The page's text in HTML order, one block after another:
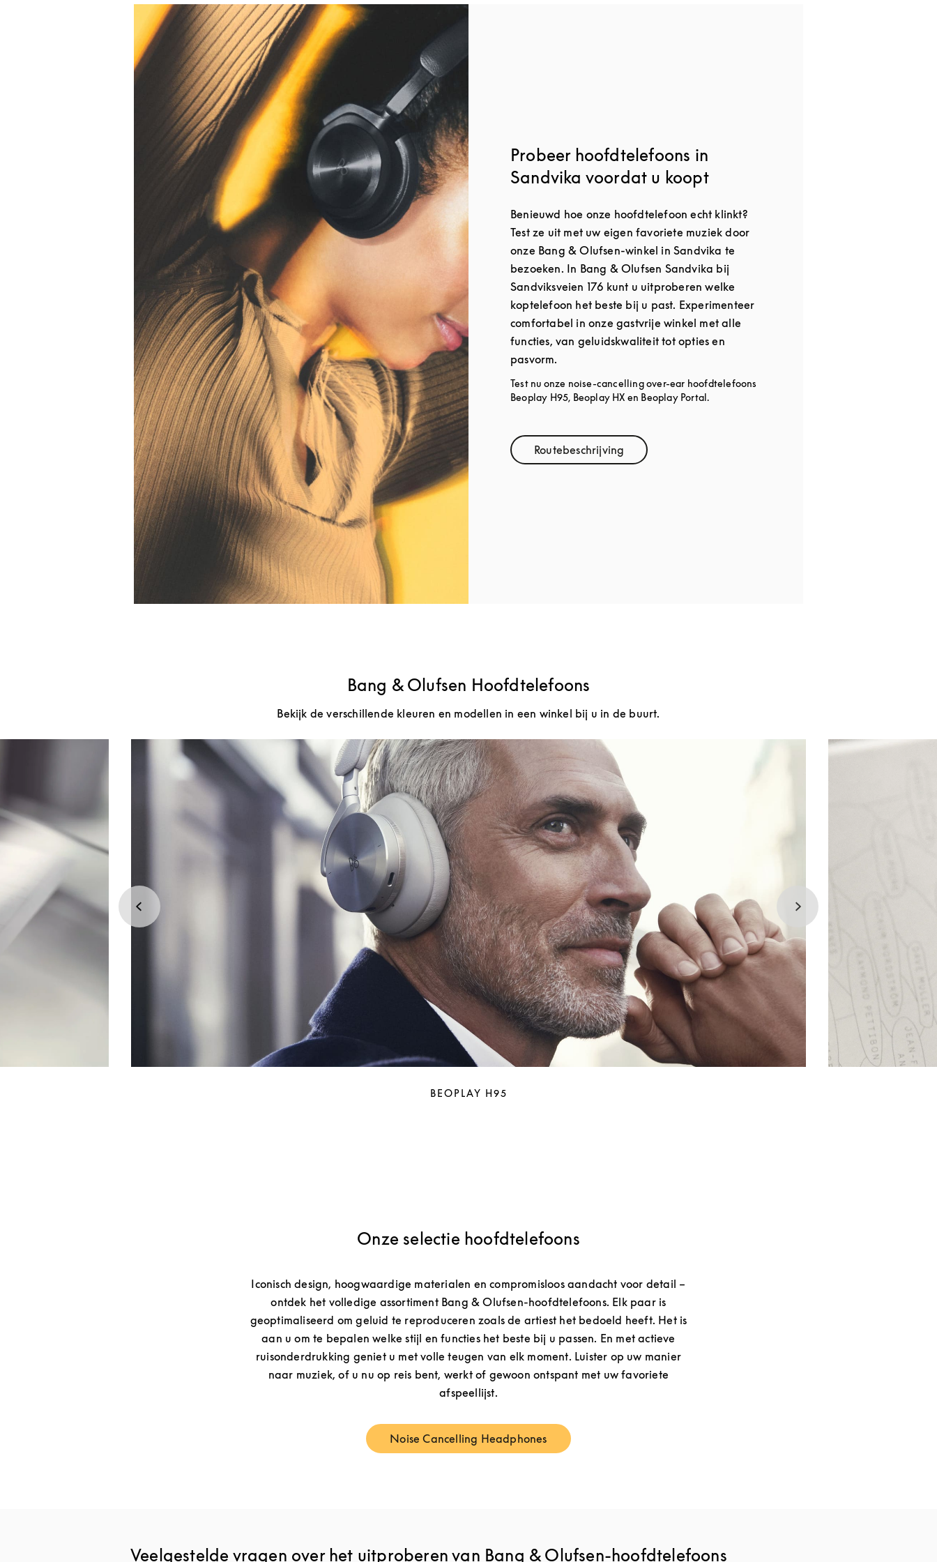
Afbeelding van evenement
Probeer hoofdtelefoons in
Sandvika voordat u koopt
Benieuwd hoe onze hoofdtelefoon echt klinkt?
Test ze uit met uw eigen favoriete muziek door
onze Bang & Olufsen-winkel in Sandvika te
bezoeken. In Bang & Olufsen Sandvika bij
Sandviksveien 176 kunt u uitproberen welke
koptelefoon het beste bij u past. Experimenteer
comfortabel in onze gastvrije winkel met alle
functies, van geluidskwaliteit tot opties en
pasvorm.
Test nu onze noise-cancelling over-ear hoofdtelefoons
Beoplay H95, Beoplay HX en Beoplay Portal.
RoutebeschrijvingLink Opens in New Tab
Bang & Olufsen Hoofdtelefoons
Bekijk de verschillende kleuren en modellen in een winkel bij u in de buurt.
BEOPLAY H95
Onze selectie hoofdtelefoons
Iconisch design, hoogwaardige materialen en compromisloos aandacht voor detail –
ontdek het volledige assortiment Bang & Olufsen-hoofdtelefoons. Elk paar is
geoptimaliseerd om geluid te reproduceren zoals de artiest het bedoeld heeft. Het is
aan u om te bepalen welke stijl en functies het beste bij u passen. En met actieve
ruisonderdrukking geniet u met volle teugen van elk moment. Luister op uw manier
naar muziek, of u nu op reis bent, werkt of gewoon ontspant met uw favoriete
afspeellijst.
Noise Cancelling Headphones
Link Opens in New Tab
Veelgestelde vragen over het uitproberen van Bang & Olufsen-hoofdtelefoons